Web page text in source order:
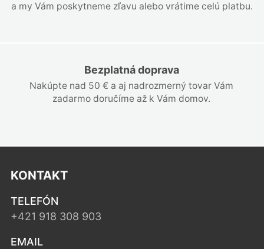
a my Vám poskytneme zľavu alebo vrátime celú platbu.
Bezplatná doprava
Nakúpte nad 50 € a aj nadrozmerný tovar Vám
zadarmo doručíme až k Vám domov.
KONTAKT
TELEFÓN
+421 918 308 903
EMAIL